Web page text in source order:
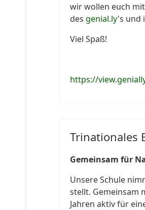
wir wollen euch
des genial.ly's und
Viel Spaß!
https://
Trinationales
Gemeinsam für
Unsere Schule
stellt. Gemeinsam
Jahren aktiv für